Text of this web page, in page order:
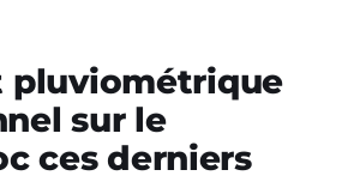
pluviométrique
sur le
ces derniers